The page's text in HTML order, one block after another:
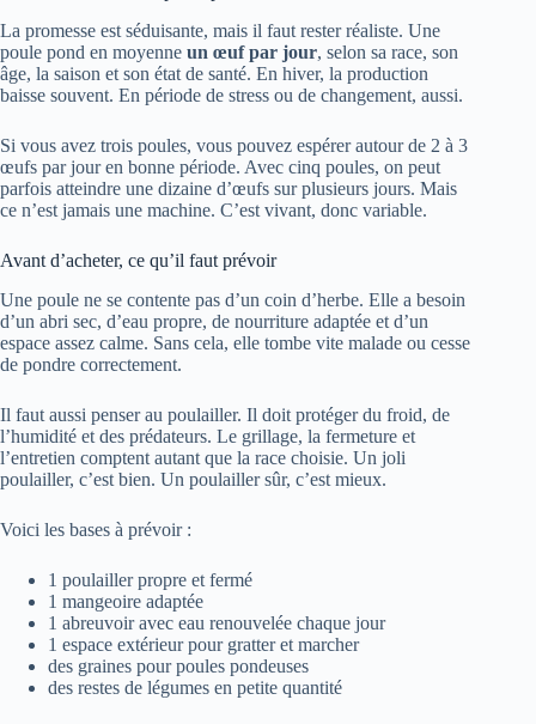
La promesse est séduisante, mais il faut rester réaliste. Une
poule pond en moyenne un œuf par jour, selon sa race, son
âge, la saison et son état de santé. En hiver, la production
baisse souvent. En période de stress ou de changement, aussi.
Si vous avez trois poules, vous pouvez espérer autour de 2 à 3
œufs par jour en bonne période. Avec cinq poules, on peut
parfois atteindre une dizaine d’œufs sur plusieurs jours. Mais
ce n’est jamais une machine. C’est vivant, donc variable.
Avant d’acheter, ce qu’il faut prévoir
Une poule ne se contente pas d’un coin d’herbe. Elle a besoin
d’un abri sec, d’eau propre, de nourriture adaptée et d’un
espace assez calme. Sans cela, elle tombe vite malade ou cesse
de pondre correctement.
Il faut aussi penser au poulailler. Il doit protéger du froid, de
l’humidité et des prédateurs. Le grillage, la fermeture et
l’entretien comptent autant que la race choisie. Un joli
poulailler, c’est bien. Un poulailler sûr, c’est mieux.
Voici les bases à prévoir :
1 poulailler propre et fermé
1 mangeoire adaptée
1 abreuvoir avec eau renouvelée chaque jour
1 espace extérieur pour gratter et marcher
des graines pour poules pondeuses
des restes de légumes en petite quantité